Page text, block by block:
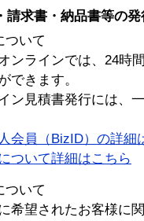
請求書・納品書等の
ついて
ンラインでは、24時
できます。
ン見積書発行には、
会員（BizID）の詳細
ついて詳細はこちら
ついて
希望されたお客様に